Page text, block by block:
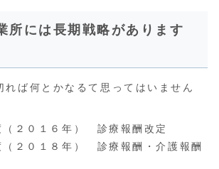
所には長期戦略があります
れば何とかなるて思ってはいません
（２０１６年） 診療報酬改定
（２０１８年） 診療報酬・介護報酬